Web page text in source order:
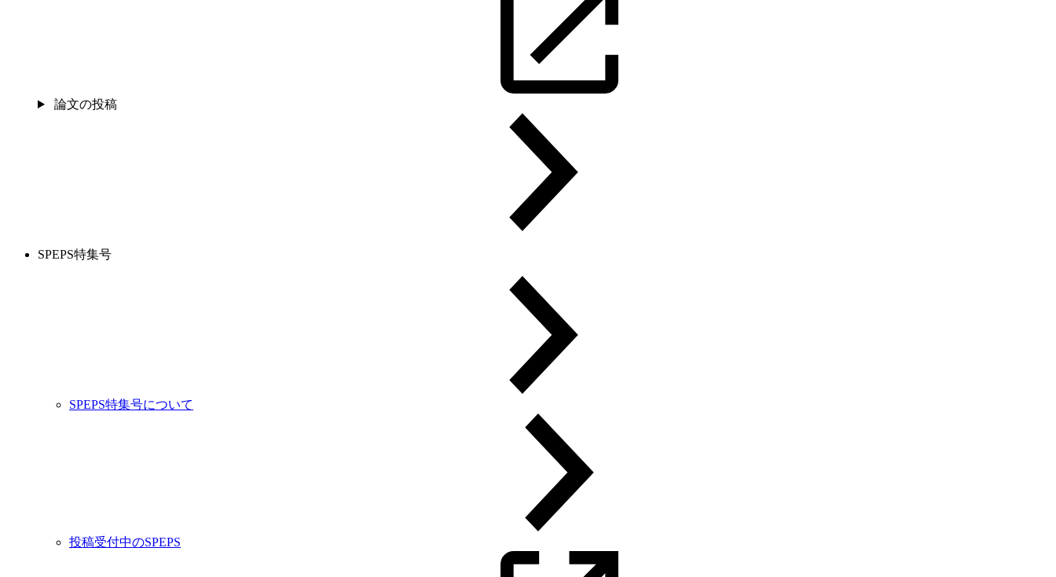
論文の投稿
SPEPS特集号
SPEPS特集号について
投稿受付中のSPEPS